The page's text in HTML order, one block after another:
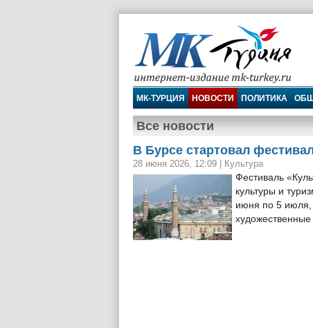
МК-Турция
МК-ТУРЦИЯ НОВОСТИ ПОЛИТИКА
Все новости
В Бурсе стартовал
28 июня 2026, 12:09
Культура
Фестиваль
культуры и
июня по 5 июля,